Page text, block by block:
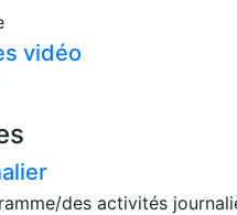
vidéo
des activités